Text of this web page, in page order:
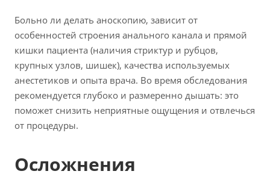
Больно ли делать аноскопию, зависит от
особенностей строения анального канала и прямой
кишки пациента (наличия стриктур и рубцов,
крупных узлов, шишек), качества используемых
анестетиков и опыта врача. Во время обследования
рекомендуется глубоко и размеренно дышать: это
поможет снизить неприятные ощущения и отвлечься
от процедуры.
Осложнения